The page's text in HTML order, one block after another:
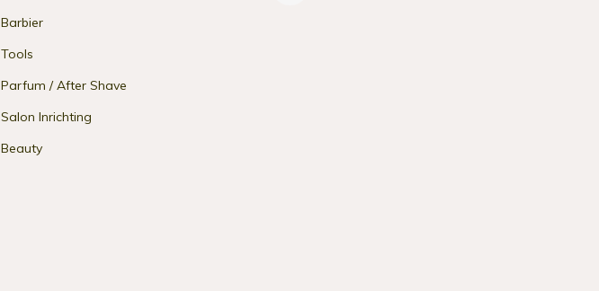
Barbier
Tools
Parfum / After Shave
Salon Inrichting
Beauty